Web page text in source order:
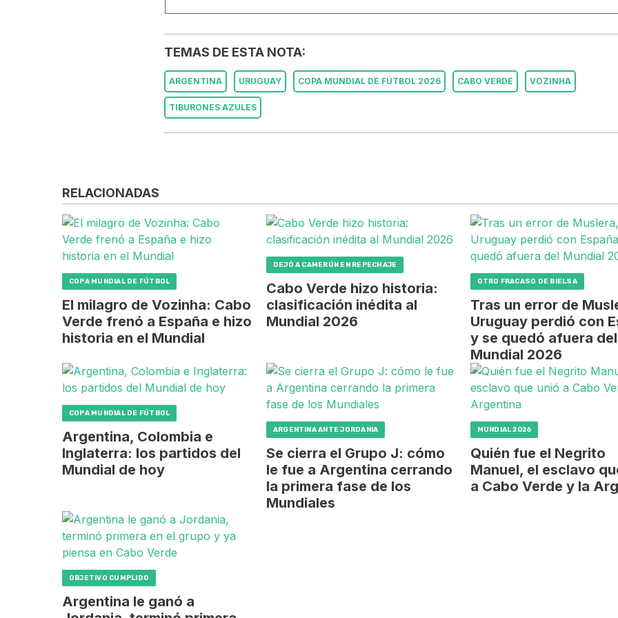
TEMAS DE ESTA NOTA:
ARGENTINA URUGUAY COPA MUNDIAL DE FÚTBOL 2026 CABO VERDE VOZINHA
TIBURONES AZULES
RELACIONADAS
COPA MUNDIAL DE FÚTBOL
El milagro de Vozinha: Cabo
Verde frenó a España e hizo
historia en el Mundial
DEJÓ A CAMERÚN EN REPECHAJE
Cabo Verde hizo historia:
clasificación inédita al
Mundial 2026
OTRO FRACASO DE BIELSA
Tras un error de
Uruguay perdió con
y se quedó afuera del
Mundial 2026
COPA MUNDIAL DE FÚTBOL
Argentina, Colombia e
Inglaterra: los partidos del
Mundial de hoy
ARGENTINA ANTE JORDANIA
Se cierra el Grupo J: cómo
le fue a Argentina cerrando
la primera fase de los
Mundiales
MUNDIAL 2026
Quién fue el Negrito
Manuel, el esclavo
a Cabo Verde y la
OBJETIVO CUMPLIDO
Argentina le ganó a